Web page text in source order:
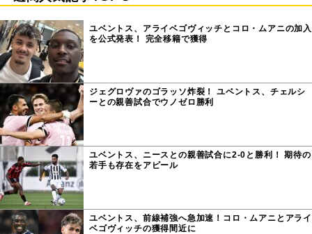
ユベントス、アライベゴヴィッチとコロ・ムアニの加入
を公式発表！ 完全移籍で獲得
ジェグロヴァのゴラッソ炸裂！ ユベントス、チェルシ
ーとの親善試合でウノゼロ勝利
ユベントス、ニースとの親善試合に2-0と勝利！ 期待の
若手も存在をアピール
ユベントス、前線補強へ急加速！コロ・ムアニとアライ
ベゴヴィッチの獲得間近に